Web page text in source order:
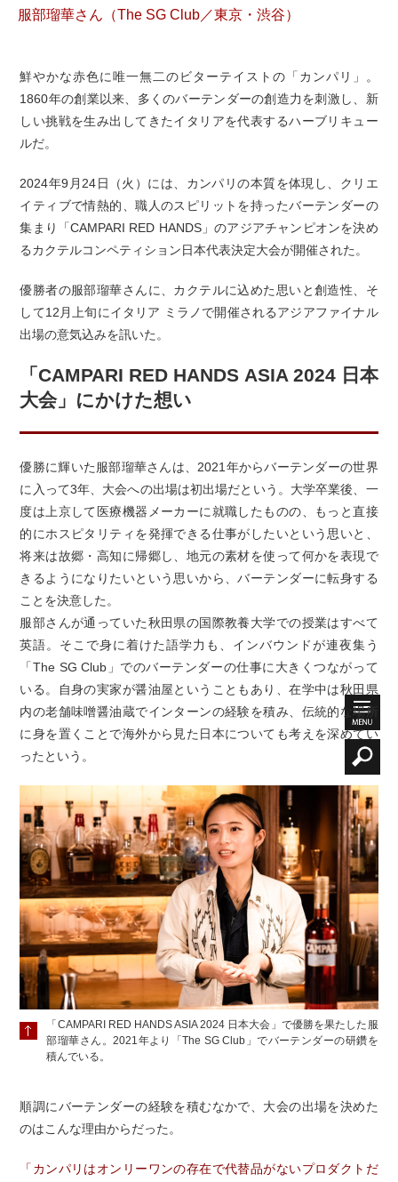
服部瑠華さん（The SG Club／東京・渋谷）
鮮やかな赤色に唯一無二のビターテイストの「カンパリ」。
1860年の創業以来、多くのバーテンダーの創造力を刺激し、新
しい挑戦を生み出してきたイタリアを代表するハーブリキュー
ルだ。
2024年9月24日（火）には、カンパリの本質を体現し、クリエ
イティブで情熱的、職人のスピリットを持ったバーテンダーの
集まり「CAMPARI RED HANDS」のアジアチャンピオンを決め
るカクテルコンペティション日本代表決定大会が開催された。
優勝者の服部瑠華さんに、カクテルに込めた思いと創造性、そ
して12月上旬にイタリア ミラノで開催されるアジアファイナル
出場の意気込みを訊いた。
「CAMPARI RED HANDS ASIA 2024 日本
大会」にかけた想い
優勝に輝いた服部瑠華さんは、2021年からバーテンダーの世界
に入って3年、大会への出場は初出場だという。大学卒業後、一
度は上京して医療機器メーカーに就職したものの、もっと直接
的にホスピタリティを発揮できる仕事がしたいという思いと、
将来は故郷・高知に帰郷し、地元の素材を使って何かを表現で
きるようになりたいという思いから、バーテンダーに転身する
ことを決意した。
服部さんが通っていた秋田県の国際教養大学での授業はすべて
英語。そこで身に着けた語学力も、インバウンドが連夜集う
「The SG Club」でのバーテンダーの仕事に大きくつながって
いる。自身の実家が醤油屋ということもあり、在学中は秋田県
内の老舗味噌醤油蔵でインターンの経験を積み、伝統的な場所
に身を置くことで海外から見た日本についても考えを深めてい
ったという。
「CAMPARI RED HANDS ASIA 2024 日本大会」で優勝を果たした服
部瑠華さん。2021年より「The SG Club」でバーテンダーの研鑽を
積んでいる。
順調にバーテンダーの経験を積むなかで、大会の出場を決めた
のはこんな理由からだった。
「カンパリはオンリーワンの存在で代替品がないプロダクトだ